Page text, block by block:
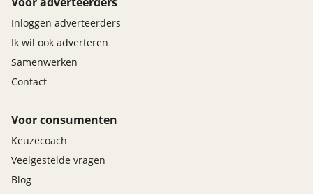
Inloggen adverteerders
Ik wil ook adverteren
Samenwerken
Contact
Voor consumenten
Keuzecoach
Veelgestelde vragen
Blog